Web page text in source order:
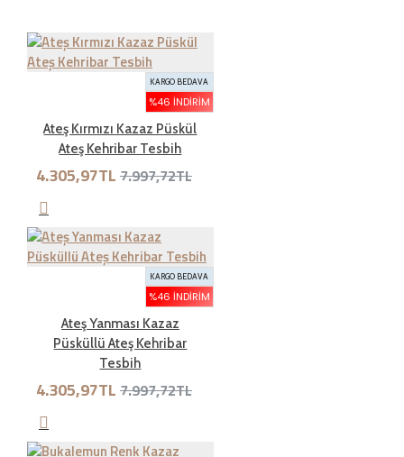
dışında hiçbir ücret ödemezsiniz.
İade süresi kaç gün?
Genel olarak satın aldığınız ürünleri tahrip etmeden,
kullanmadan ve ürünün tekrar satılabilinirliğini
bozmadan, teslim tarihinden itibaren yedi ( 7 ) günlük
süre içinde geçerli bir neden belirterek iade
edebilirsiniz.Kargo bedeli bize aittir. Sebebsiz iadelerde
kargo müşteriye aittir
İade şartları nelerdir?
KARGO BEDAVA
%46 İNDIRIM
Ateş Kırmızı Kazaz Püskül
Ateş Kehribar Tesbih
4.305,97TL 7.997,72TL
KARGO BEDAVA
%46 İNDIRIM
Ateş Yanması Kazaz
Püsküllü Ateş Kehribar
Tesbih
4.305,97TL 7.997,72TL